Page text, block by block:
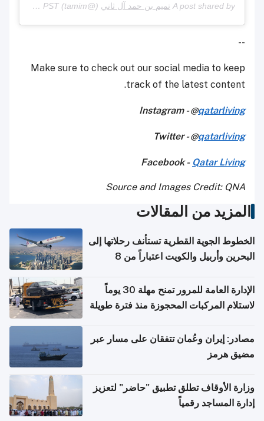
A post shared by تميم بن حمد آل ثاني (@tamim) on
Feb 19, 2020 at 6:16am PST
--
Make sure to check out our social media to keep
track of the latest content.
Instagram - @qatarliving
Twitter - @qatarliving
Facebook - Qatar Living
Source and Images Credit: QNA
المزيد من المقالات
الخطوط الجوية القطرية تستأنف رحلاتها إلى
البحرين وأربيل والكويت اعتباراً من 8
الإدارة العامة للمرور تمنح مهلة 30 يوماً
لاستلام المركبات المحجوزة منذ فترة طويلة
مصادر: إيران وعُمان تتفقان على مسار عبر
مضيق هرمز
وزارة الأوقاف تطلق تطبيق "حاضر" لتعزيز
إدارة المساجد رقمياً